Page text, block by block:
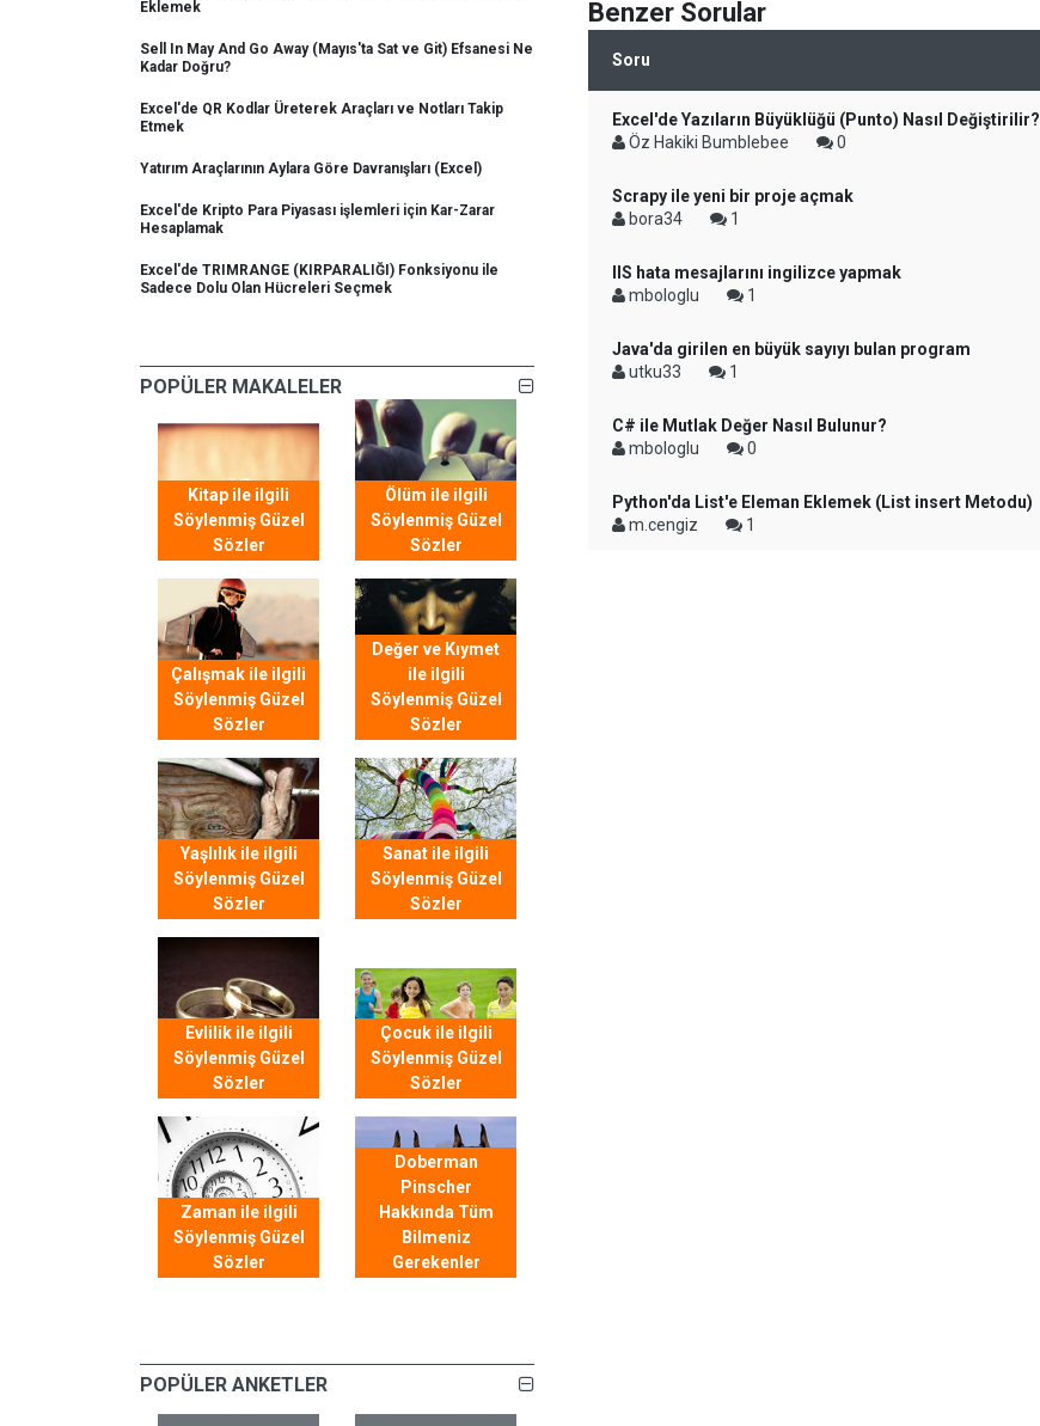
Eklemek
Sell In May And Go Away (Mayıs'ta Sat ve Git) Efsanesi Ne
Kadar Doğru?
Excel'de QR Kodlar Üreterek Araçları ve Notları Takip
Etmek
Yatırım Araçlarının Aylara Göre Davranışları (Excel)
Excel'de Kripto Para Piyasası işlemleri için Kar-Zarar
Hesaplamak
Excel'de TRIMRANGE (KIRPARALIĞI) Fonksiyonu ile
Sadece Dolu Olan Hücreleri Seçmek
POPÜLER MAKALELER
Kitap ile ilgili
Söylenmiş Güzel
Sözler
Ölüm ile ilgili
Söylenmiş Güzel
Sözler
Çalışmak ile ilgili
Söylenmiş Güzel
Sözler
Değer ve Kıymet
ile ilgili
Söylenmiş Güzel
Sözler
Yaşlılık ile ilgili
Söylenmiş Güzel
Sözler
Sanat ile ilgili
Söylenmiş Güzel
Sözler
Evlilik ile ilgili
Söylenmiş Güzel
Sözler
Çocuk ile ilgili
Söylenmiş Güzel
Sözler
Zaman ile ilgili
Söylenmiş Güzel
Sözler
Doberman
Pinscher
Hakkında Tüm
Bilmeniz
Gerekenler
POPÜLER ANKETLER
Benzer Sorular
Soru
Excel'de Yazıların Büyüklüğü (Punto) Nasıl Değiştirilir?
Öz Hakiki Bumblebee
0
Scrapy ile yeni bir proje açmak
bora34
1
IIS hata mesajlarını ingilizce yapmak
mbologlu
1
Java'da girilen en büyük sayıyı bulan program
utku33
1
C# ile Mutlak Değer Nasıl Bulunur?
mbologlu
0
Python'da List'e Eleman Eklemek (List insert Metodu)
m.cengiz
1